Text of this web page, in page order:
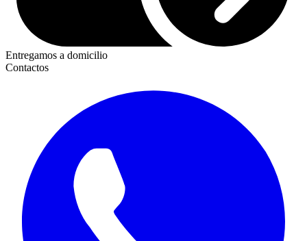
Entregamos a domicilio
Contactos